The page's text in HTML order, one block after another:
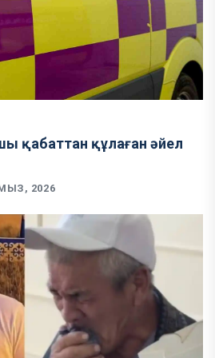
қабаттан құлаған әйел
2026